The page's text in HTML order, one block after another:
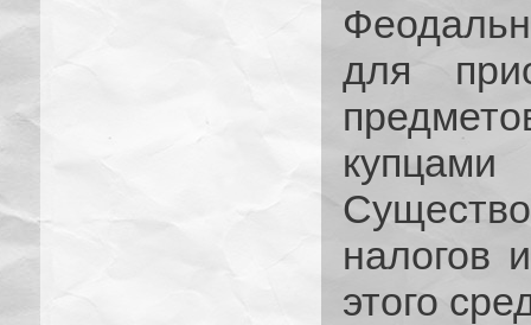
для
налогов
этого